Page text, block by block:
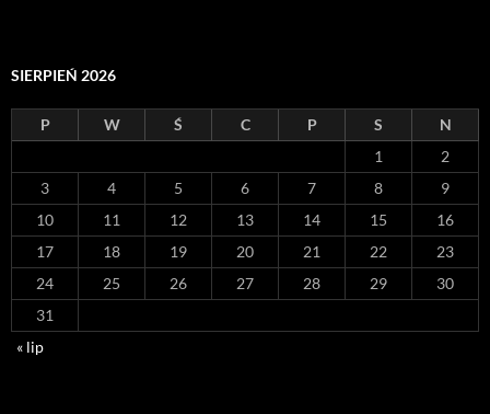
SIERPIEŃ 2026
P W Ś C P S
N
1
2
3
4 5 6 7 8
9
10
11 12 13 14 15
16
17
18 19 20 21 22
23
24
25 26 27 28 29
30
31
« lip